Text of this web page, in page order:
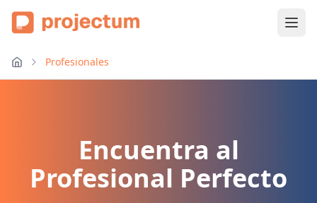
Profesionales
Encuentra al
Profesional Perfecto